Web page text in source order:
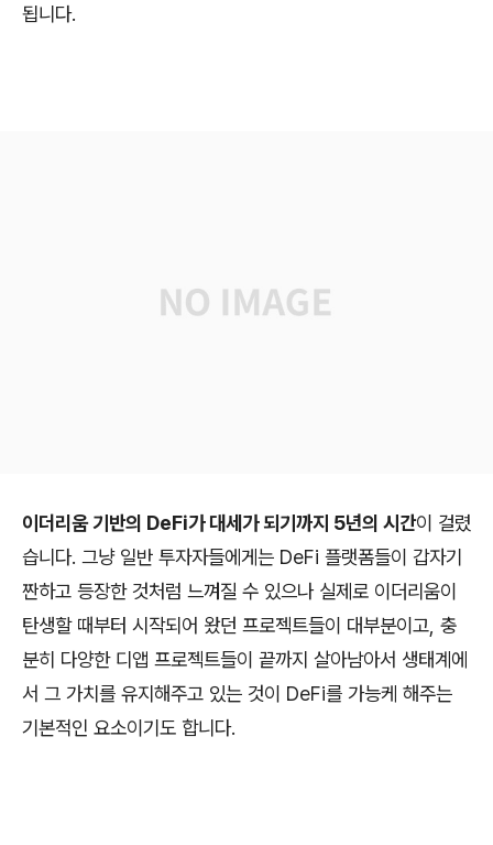
됩니다.
이더리움 기반의 DeFi가 대세가 되기까지 5년의 시간이 걸렸
습니다. 그냥 일반 투자자들에게는 DeFi 플랫폼들이 갑자기
짠하고 등장한 것처럼 느껴질 수 있으나 실제로 이더리움이
탄생할 때부터 시작되어 왔던 프로젝트들이 대부분이고, 충
분히 다양한 디앱 프로젝트들이 끝까지 살아남아서 생태계에
서 그 가치를 유지해주고 있는 것이 DeFi를 가능케 해주는
기본적인 요소이기도 합니다.